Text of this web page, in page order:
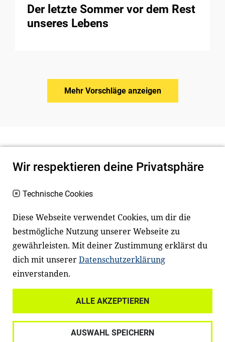
Der letzte Sommer vor dem Rest
unseres Lebens
Mehr Vorschläge anzeigen
Newsletter
Facebook LinkedIn
Datenschutz
Wir respektieren deine Privatsphäre
Technische Cookies
Diese Webseite verwendet Cookies, um dir die
bestmögliche Nutzung unserer Webseite zu
gewährleisten. Mit deiner Zustimmung erklärst du
dich mit unsererDatenschutzerklärung
einverstanden.
ALLE AKZEPTIEREN
AUSWAHL SPEICHERN